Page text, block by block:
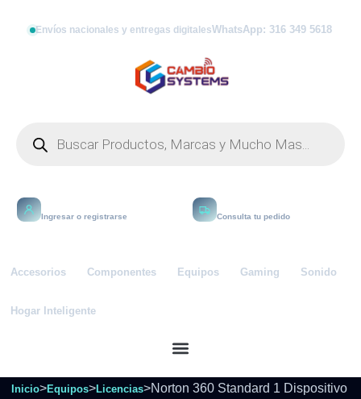
Envíos nacionales y entregas digitalesWhatsApp: 316 349 5618
Ingresar o registrarse Consulta tu pedido
Accesorios Componentes Equipos Gaming Sonido
Hogar Inteligente
Inicio>Equipos>Licencias>Norton 360 Standard 1 Dispositivo